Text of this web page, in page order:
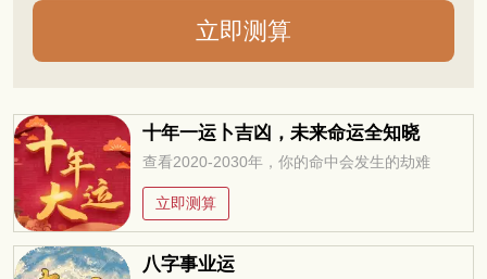
十年一运卜吉凶，未来命运全知晓
查看2020-2030年，你的命中会发生的劫难
立即测算
八字事业运